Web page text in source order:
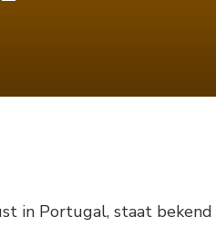
in Portugal, staat bekend